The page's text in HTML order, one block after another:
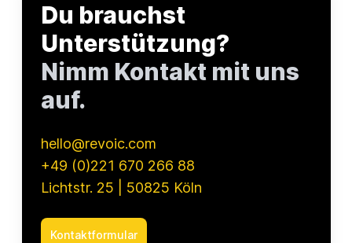
Du brauchst
Unterstützung?
Nimm Kontakt mit uns
auf.
hello@revoic.com
+49 (0)221 670 266 88
Lichtstr. 25 | 50825 Köln
Kontaktformular